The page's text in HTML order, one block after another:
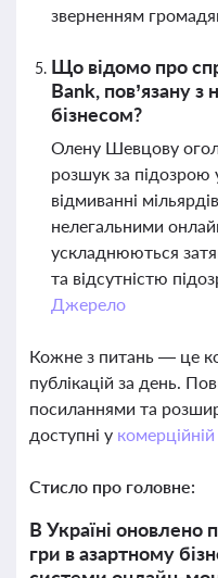
зверненням
Що відомо про
Bank, пов’язану
бізнесом?
Олену Шевцову
розшук за підозрою
відмиванні
нелегальними
ускладнюються
та відсутністю
Джерело
Кожне з питань — це
публікацій за день.
посиланнями та
доступні у
Стисло про головне:
В Україні оновлено
гри в азартному